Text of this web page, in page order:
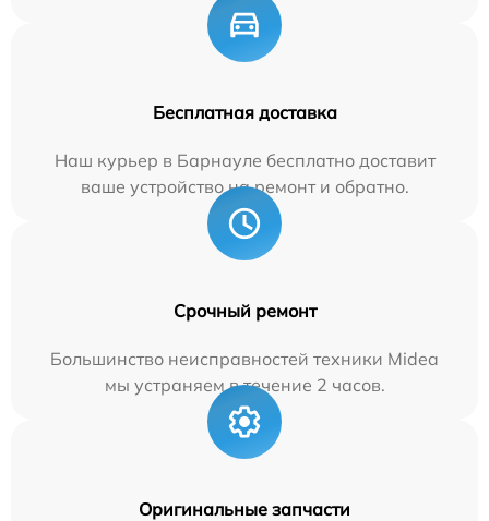
Бесплатная доставка
Наш курьер в Барнауле бесплатно доставит
ваше устройство на ремонт и обратно.
Срочный ремонт
Большинство неисправностей техники Midea
мы устраняем в течение 2 часов.
Оригинальные запчасти